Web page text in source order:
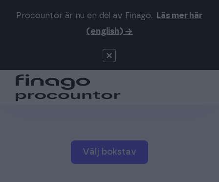
Procountor är nu en del av Finago.
Läs mer här
(english) →
Sök på webbsidan
Logga in
Signatur
Priser
Välj bokstav